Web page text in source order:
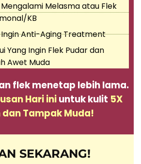
Melasma atau Flek
KB
Anti-Aging Treatment
Yang Ingin Flek Pudar dan
Awet Muda
flek menetap lebih lama.
Hari iniuntuk kulit 5X
dan Tampak Muda!
SEKARANG!